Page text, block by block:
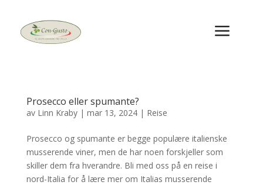
a
Prosecco eller spumante?
av Linn Kraby| mar 13, 2024| Reise
Prosecco og spumante er begge populære italienske
musserende viner, men de har noen forskjeller som
skiller dem fra hverandre. Bli med oss på en reise i
nord-Italia for å lære mer om Italias musserende